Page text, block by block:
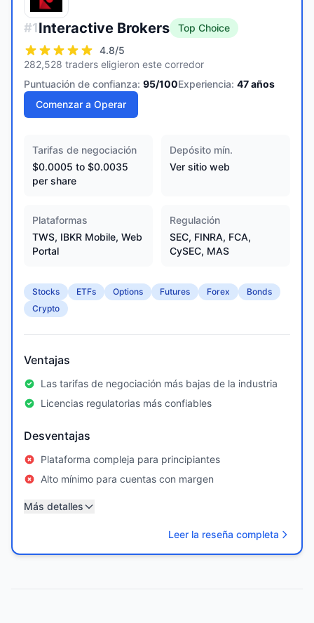
#1Interactive Brokers
Top Choice
4.8/5
282,528 traders eligieron este corredor
Puntuación de confianza: 95/100Experiencia: 47años
Comenzar a Operar
Tarifas de negociación
$0.0005 to $0.0035
per share
Depósito mín.
Ver sitio web
Plataformas
TWS, IBKR Mobile, Web
Portal
Regulación
SEC, FINRA, FCA,
CySEC, MAS
Stocks ETFs Options Futures Forex
Bonds
Crypto
Ventajas
Las tarifas de negociación más bajas de la industria
Licencias regulatorias más confiables
Desventajas
Plataforma compleja para principiantes
Alto mínimo para cuentas con margen
Más detalles
Leer la reseña completa